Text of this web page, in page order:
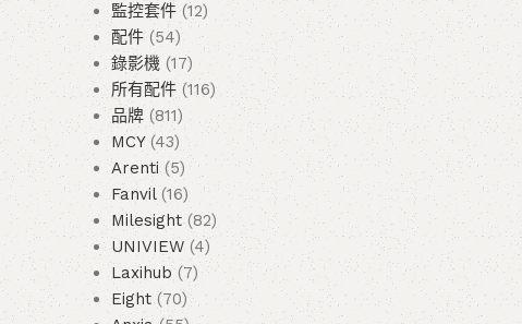
監控套件 12
配件
54
錄影機 17
所有配件 116
品牌
811
MCY 43
Arenti
5
Fanvil 16
Milesight
82
UNIVIEW 4
Laxihub
7
Eight
70